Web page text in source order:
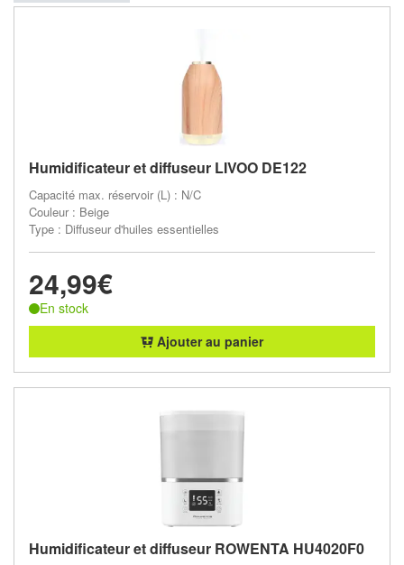
Humidificateur et diffuseur LIVOO DE122
Capacité max. réservoir (L) : N/C
Couleur : Beige
Type : Diffuseur d'huiles essentielles
24,99€
En stock
Ajouter au panier
Humidificateur et diffuseur ROWENTA HU4020F0